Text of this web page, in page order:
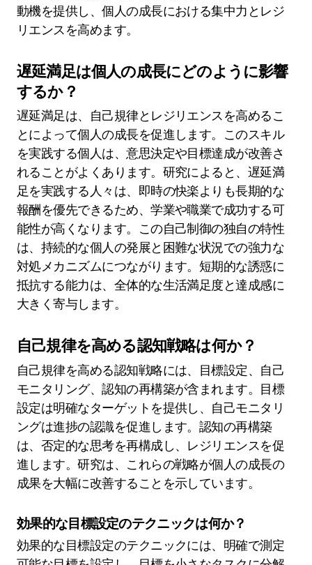
動機を提供し、個人の成長における集中力とレジ
リエンスを高めます。
遅延満足は個人の成長にどのように影響
するか？
遅延満足は、自己規律とレジリエンスを高めるこ
とによって個人の成長を促進します。このスキル
を実践する個人は、意思決定や目標達成が改善さ
れることがよくあります。研究によると、遅延満
足を実践する人々は、即時の快楽よりも長期的な
報酬を優先できるため、学業や職業で成功する可
能性が高くなります。この自己制御の独自の特性
は、持続的な個人の発展と困難な状況での強力な
対処メカニズムにつながります。短期的な誘惑に
抵抗する能力は、全体的な生活満足度と達成感に
大きく寄与します。
自己規律を高める認知戦略は何か？
自己規律を高める認知戦略には、目標設定、自己
モニタリング、認知の再構築が含まれます。目標
設定は明確なターゲットを提供し、自己モニタリ
ングは進捗の認識を促進します。認知の再構築
は、否定的な思考を再構成し、レジリエンスを促
進します。研究は、これらの戦略が個人の成長の
成果を大幅に改善することを示しています。
効果的な目標設定のテクニックは何か？
効果的な目標設定のテクニックには、明確で測定